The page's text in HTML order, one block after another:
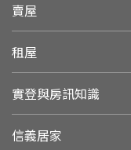
賣屋
租屋
實登與房訊知識
信義居家